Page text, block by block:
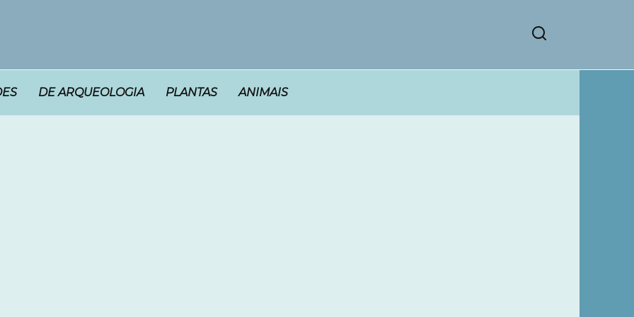
DE ARQUEOLOGIA PLANTAS ANIMAIS